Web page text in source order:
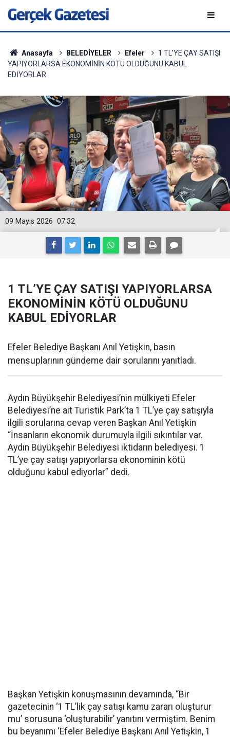
Anasayfa BELEDİYELER Efeler
1 TL’YE ÇAY SATIŞI
YAPIYORLARSA EKONOMİNİN KÖTÜ OLDUĞUNU KABUL
EDİYORLAR
07:32
09 Mayıs 2026
1 TL’YE ÇAY SATIŞI YAPIYORLARSA
EKONOMİNİN KÖTÜ OLDUĞUNU
KABUL EDİYORLAR
Efeler Belediye Başkanı Anıl Yetişkin, basın
mensuplarının gündeme dair sorularını yanıtladı.
Aydın Büyükşehir Belediyesi’nin mülkiyeti Efeler
Belediyesi’ne ait Turistik Park’ta 1 TL’ye çay satışıyla
ilgili sorularına cevap veren Başkan Anıl Yetişkin
“İnsanların ekonomik durumuyla ilgili sıkıntılar var.
Aydın Büyükşehir Belediyesi iktidarın belediyesi. 1
TL’ye çay satışı yapıyorlarsa ekonominin kötü
olduğunu kabul ediyorlar” dedi.
Başkan Yetişkin konuşmasının devamında, “Bir
gazetecinin ‘1 TL’lik çay satışı kamu zararı oluşturur
mu’ sorusuna ‘oluşturabilir’ yanıtını vermiştim. Benim
bu beyanımı ‘Efeler Belediye Başkanı Anıl Yetişkin, 1